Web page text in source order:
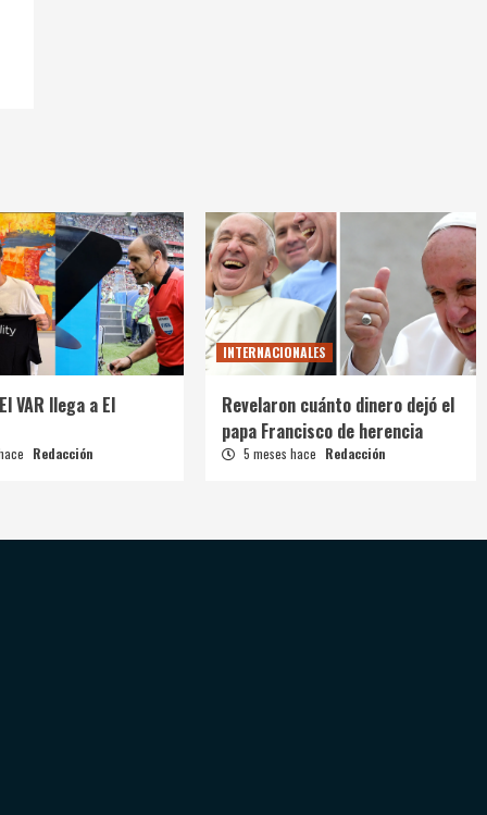
VAR llega a El
Redacción
INTERNACIONALES
Revelaron cuánto dinero dejó el
papa Francisco de herencia
5 meses hace Redacción